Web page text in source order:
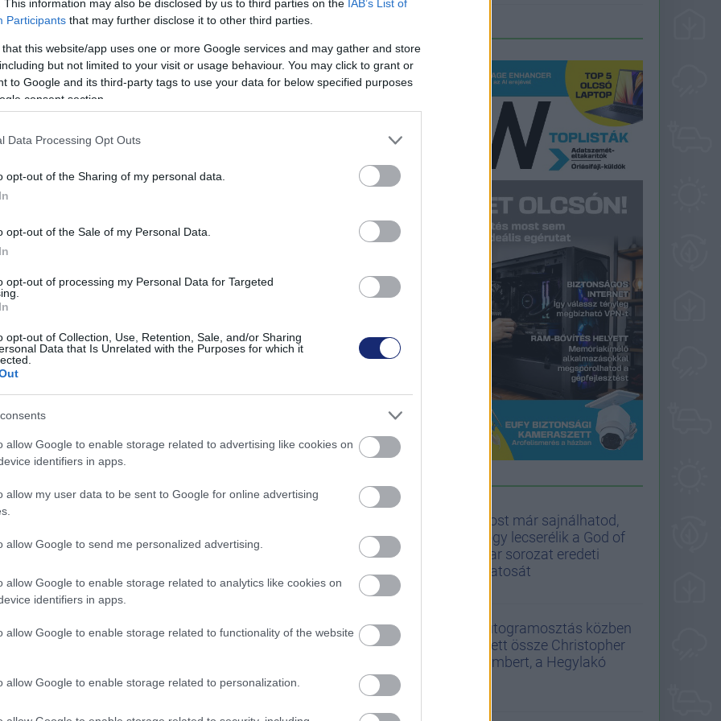
This information may also be disclosed by us to third parties on the IAB’s List of
Participants that may further disclose it to other third parties.
that this website/app uses one or more Google services and may gather and store
but not limited to your visit or usage behaviour. You may click to grant or
to Google and its third-party tags to use your data for below specified purposes
consent section.
Data Processing Opt Outs
opt-out of the Sharing of my personal data.
opt-out of the Sale of my Personal Data.
opt-out of processing my Personal Data for Targeted
opt-out of Collection, Use, Retention, Sale, and/or Sharing
Data that Is Unrelated with the Purposes for which it
allow Google to enable storage related to advertising like cookies on
identifiers in apps.
allow my user data to be sent to Google for online advertising
allow Google to send me personalized advertising.
allow Google to enable storage related to analytics like cookies on
identifiers in apps.
allow Google to enable storage related to functionality of the website
allow Google to enable storage related to personalization.
nyújtson a méheknek (Fotó: Green & Blue)
menedéket nyújtson a méheknek (Fotó: Green &
rámutatott, hogy a magányos méhek az emberre
kifejezetten támadólag lép fel velük szemben - így
minden ötemeletesnél magasabb új épületnél
amelyek kisebb madarak, például seregélyek
néznek ki, ráadásul a használatukkal hozzá lehet
mivel attól tartanak, hogy azok alkalmazása nem,
Egyes szakemberek szerint az apró odvak csak
kitisztítják, ugyanis, ha felgyűlik bennük a
lehetnek a méhekre, emellett a kis lyukak
egyenesen odáig ment, hogy
magunkat, ha azt gondoljuk, hogy ha egy-egy
a biológiai sokszínűség problémájának
virágokat
kutatója, aki szerint a téglákat inkább arra
a segítségükkel, hogyan élnek a méhek.
PULIWOOD HÍREK
Most már sajnálhatod,
hogy lecserélik a God of
War sorozat eredeti
Kratosát
Autogramosztás közben
esett össze Christopher
Lambert, a Hegylakó